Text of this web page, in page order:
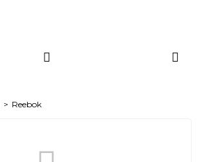
Reebok